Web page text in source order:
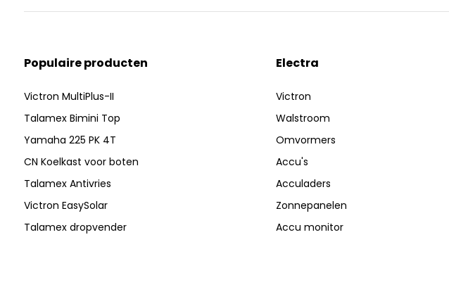
Populaire producten
Victron MultiPlus-II
Talamex Bimini Top
Yamaha 225 PK 4T
CN Koelkast voor boten
Talamex Antivries
Victron EasySolar
Talamex dropvender
Electra
Victron
Walstroom
Omvormers
Accu's
Acculaders
Zonnepanelen
Accu monitor